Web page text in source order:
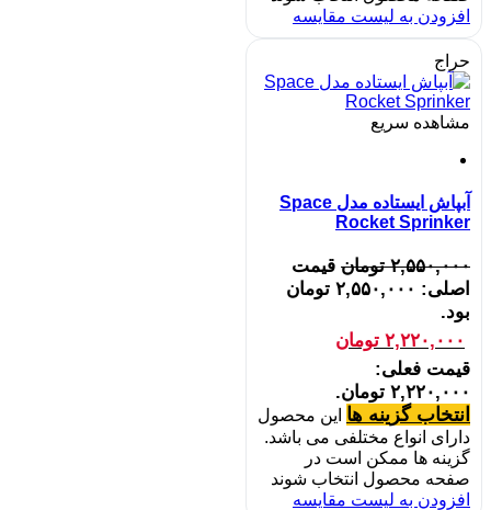
افزودن به لیست مقایسه
حراج
مشاهده سریع
آبپاش ایستاده مدل Space
Rocket Sprinker
۲,۵۵۰,۰۰۰ تومان قیمت
اصلی: ۲,۵۵۰,۰۰۰ تومان
بود.
۲,۲۲۰,۰۰۰ تومان
قیمت فعلی:
۲,۲۲۰,۰۰۰ تومان.
انتخاب گزینه ها این محصول
دارای انواع مختلفی می باشد.
گزینه ها ممکن است در
صفحه محصول انتخاب شوند
افزودن به لیست مقایسه